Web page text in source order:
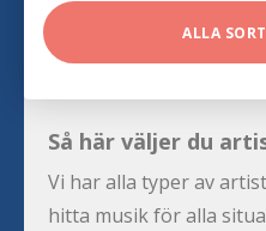
ALLA
Så här väljer du
Vi har alla typer av
hitta musik för alla